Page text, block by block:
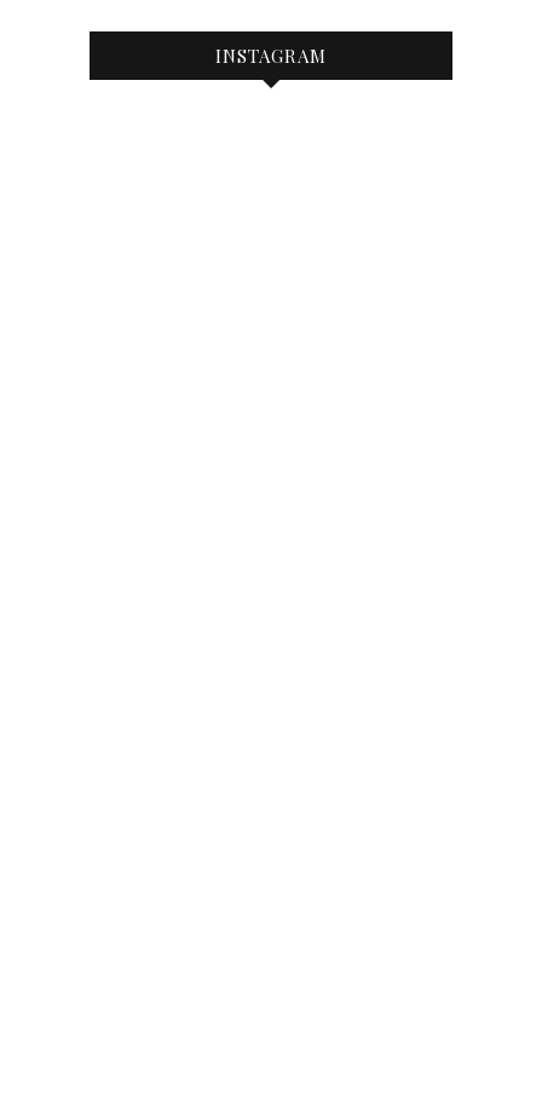
INSTAGRAM